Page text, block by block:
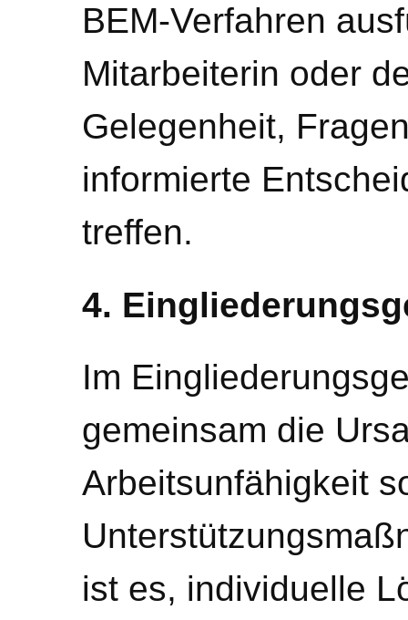
BEM-Verfahren
Mitarbeiterin oder
Gelegenheit,
informierte
treffen.
4.
Im
gemeinsam die
Arbeitsunfähigkeit
ist es, individuelle